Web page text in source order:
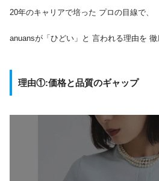
20年のキャリアで培った プロの目線で、
anuansが「ひどい」と 言われる理由を 徹
理由①:価格と品質のギャップ